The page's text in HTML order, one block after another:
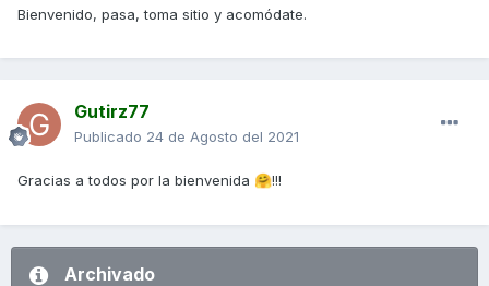
Bienvenido, pasa, toma sitio y acomódate.
Gutirz77
Publicado 24 de Agosto del 2021
Gracias a todos por la bienvenida 🤗!!!
Archivado